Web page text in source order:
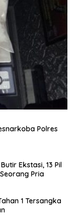
Polres
Ekstasi, 13 Pil
Pria
1 Tersangka